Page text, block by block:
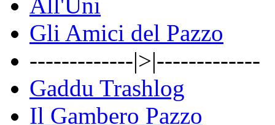
All'Uni
Gli Amici del Pazzo
-------------|>|-------------
Gaddu Trashlog
Il Gambero Pazzo